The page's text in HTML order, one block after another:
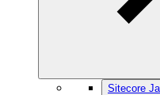
Sitecore